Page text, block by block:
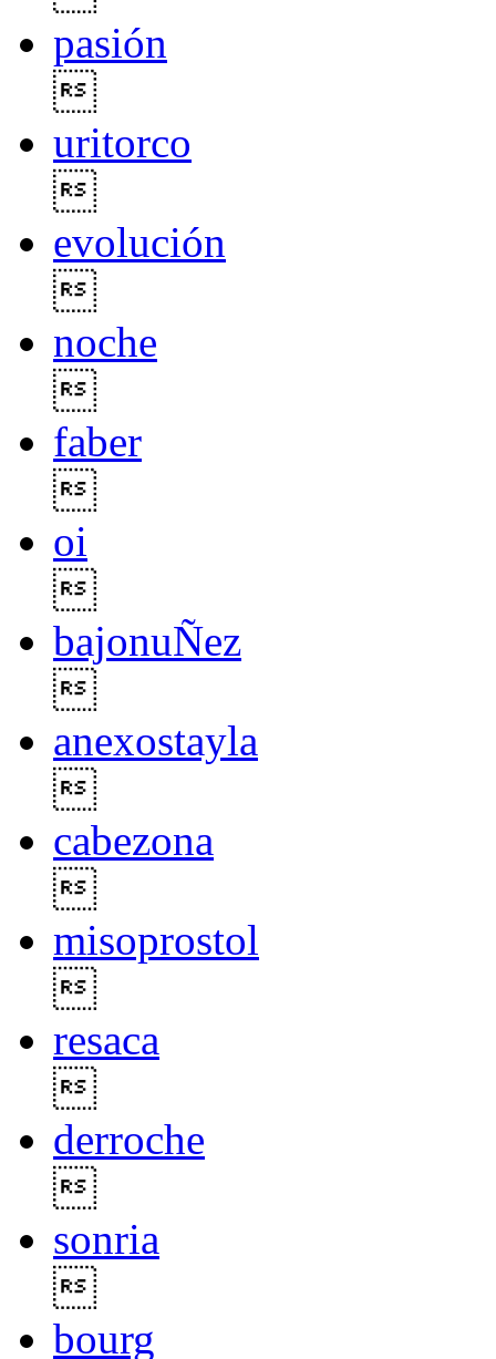
pasión
uritorco
evolución
noche
faber
oi
bajonuÑez
anexostayla
cabezona
misoprostol
resaca
derroche
sonria
bourg